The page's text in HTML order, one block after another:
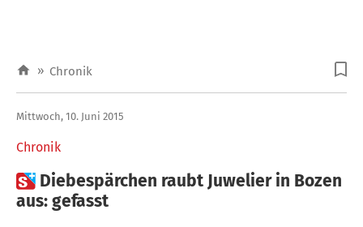
» Chronik
Chronik
Mittwoch, 10. Juni 2015
 Diebespärchen raubt Juwelier in Bozen
aus: gefasst